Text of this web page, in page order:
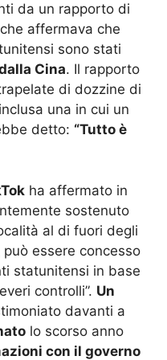
da un rapporto di
affermava che
sono stati
Cina. Il rapporto
di dozzine di
una in cui un
detto: “Tutto è
ha affermato in
sostenuto
al di fuori degli
essere concesso
statunitensi in base
controlli”. Un
davanti a
lo scorso anno
con il governo